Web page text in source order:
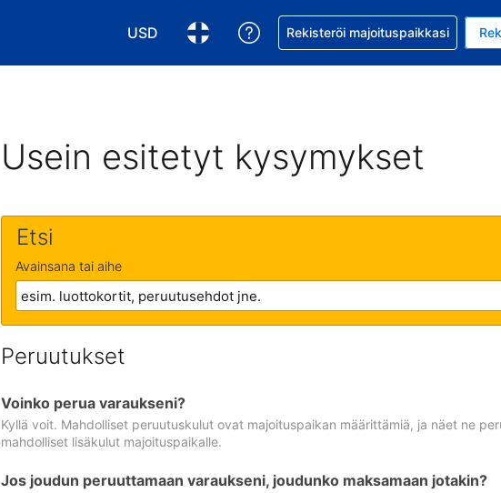
USD
Valitse valuutta. Tämänhetkinen valuutta on
Valitse kieli. Tämänhetkinen kieli on Suomi
Pyydä apua varauksesi kanssa
Rekisteröi majoituspaikkasi
Usein esitetyt kysymykset
Etsi
Avainsana tai aihe
Peruutukset
Voinko perua varaukseni?
Kyllä voit. Mahdolliset peruutuskulut ovat majoituspaikan määrittämiä, ja näet ne
mahdolliset lisäkulut majoituspaikalle.
Jos joudun peruuttamaan varaukseni, joudunko maksamaan jotakin?